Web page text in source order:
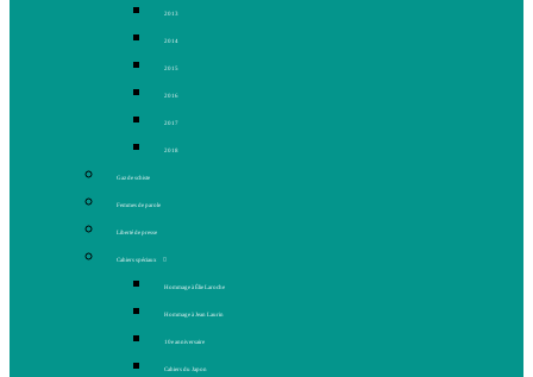
2013
2014
2015
2016
2017
2018
Gaz de schiste
Femmes de parole
Liberté de presse
Cahiers spéciaux
Hommage à Élie Laroche
Hommage à Jean Laurin
10e anniversaire
Cahiers du Japon